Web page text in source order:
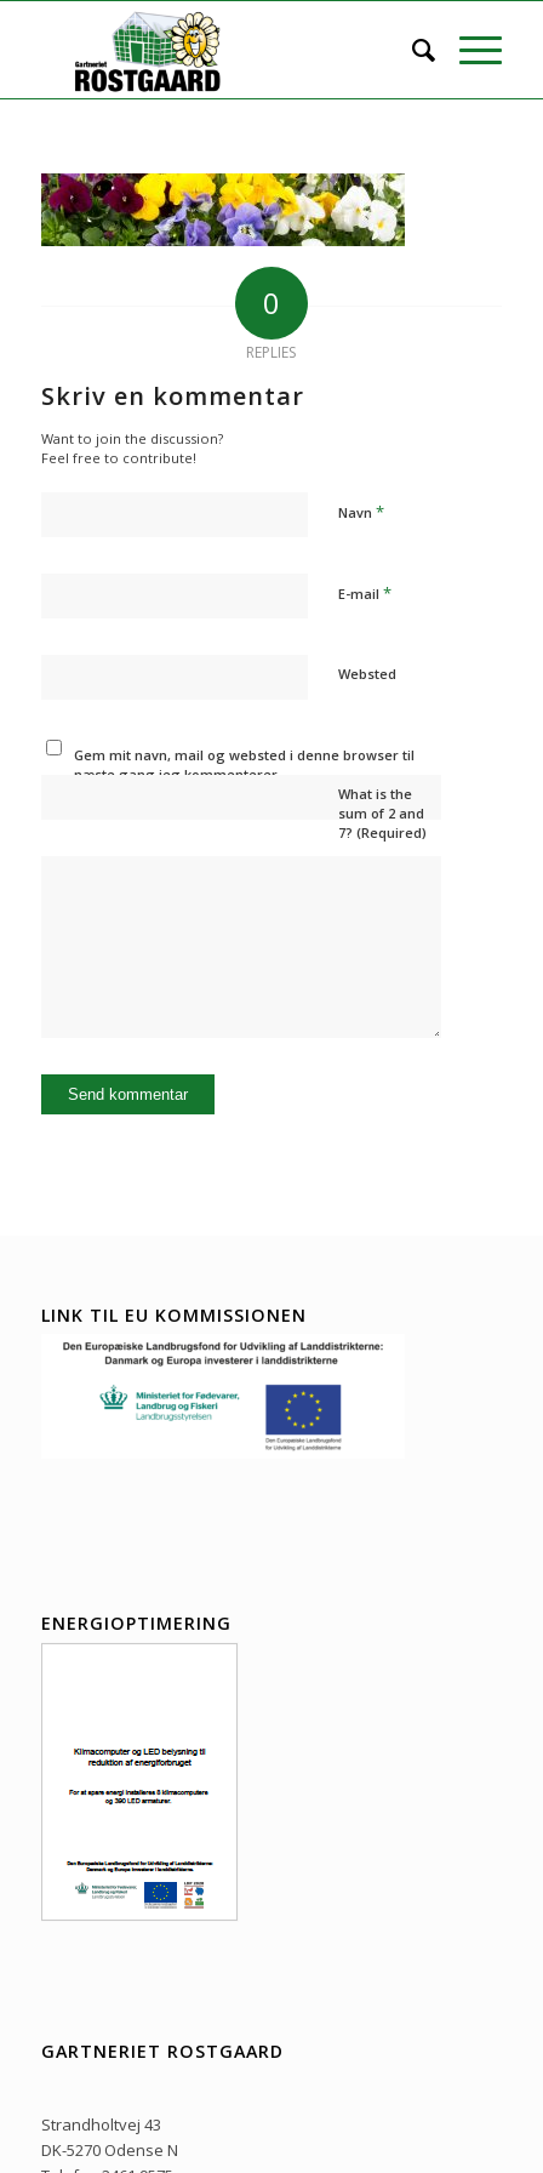
0
REPLIES
Skriv en kommentar
Want to join the discussion?
Feel free to contribute!
Navn *
E-mail *
Websted
Gem mit navn, mail og websted i denne browser til
næste gang jeg kommenterer.
What is the
sum of 2 and
7? (Required)
LINK TIL EU KOMMISSIONEN
ENERGIOPTIMERING
GARTNERIET ROSTGAARD
Strandholtvej 43
DK-5270 Odense N